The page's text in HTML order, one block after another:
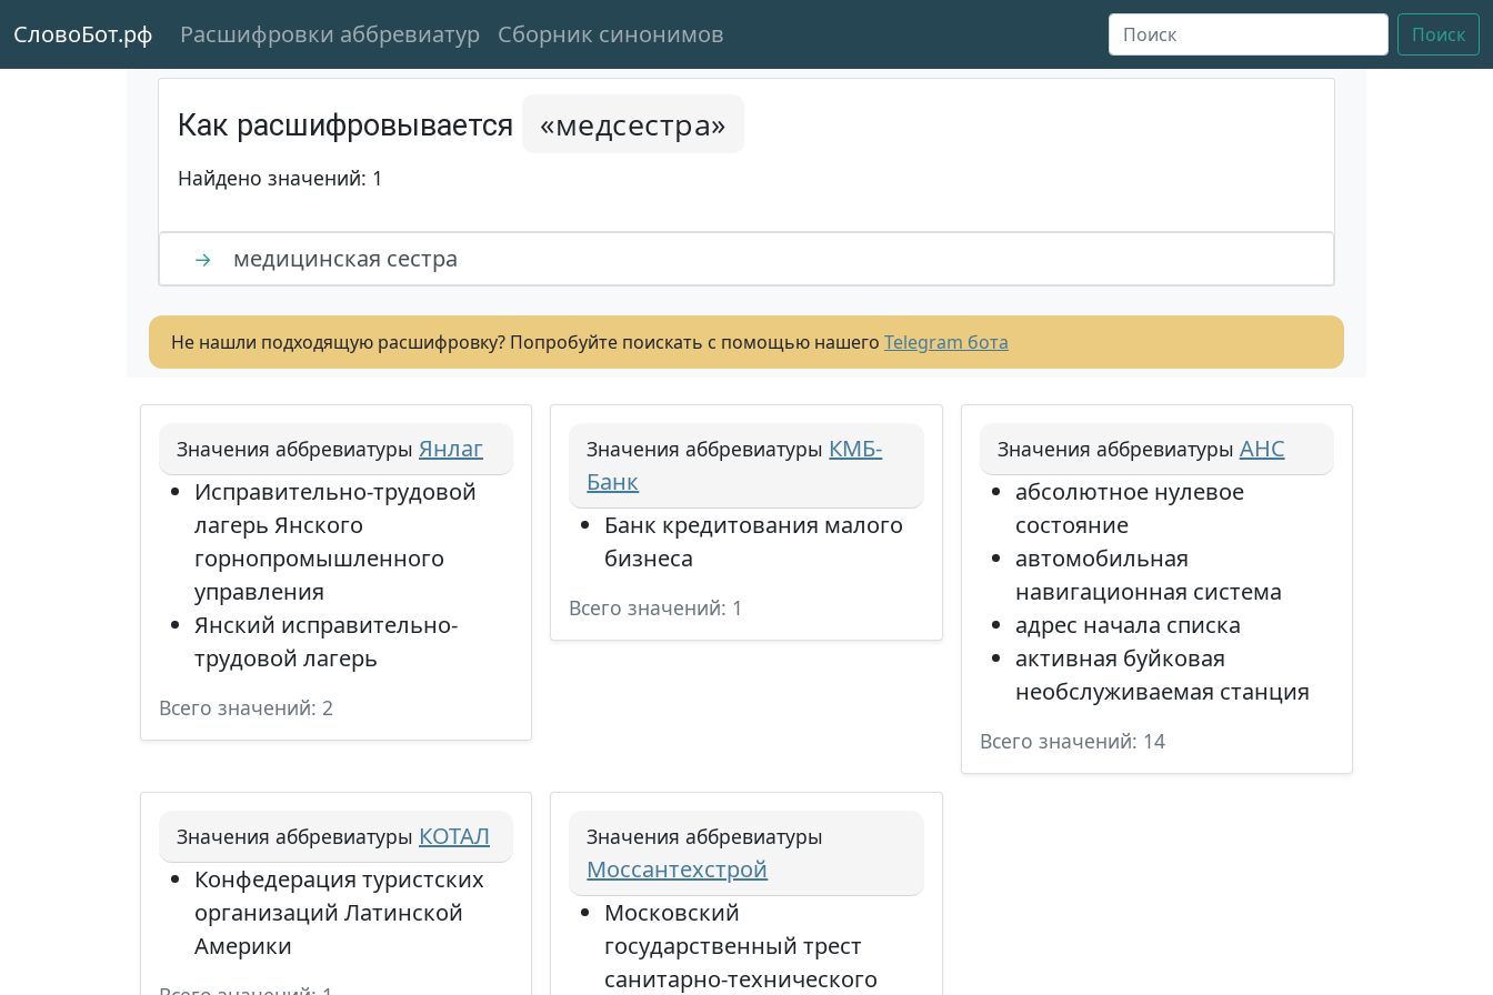
СловоБот.рф Расшифровки аббревиатур Сборник синонимов Поиск
Как расшифровывается «медсестра»
Найдено значений: 1
→ медицинская сестра
Не нашли подходящую расшифровку? Попробуйте поискать с помощью нашего Telegram бота
Значения аббревиатуры Янлаг
Исправительно-трудовой
лагерь Янского
горнопромышленного
управления
Янский исправительно-
трудовой лагерь
Всего значений: 2
Значения аббревиатуры КМБ-
Банк
Банк кредитования малого
бизнеса
Всего значений: 1
Значения аббревиатуры АНС
абсолютное нулевое
состояние
автомобильная
навигационная система
адрес начала списка
активная буйковая
необслуживаемая станция
Всего значений: 14
Значения аббревиатуры КОТАЛ
Конфедерация туристских
организаций Латинской
Америки
Значения аббревиатуры
Моссантехстрой
Московский
государственный трест
санитарно-технического